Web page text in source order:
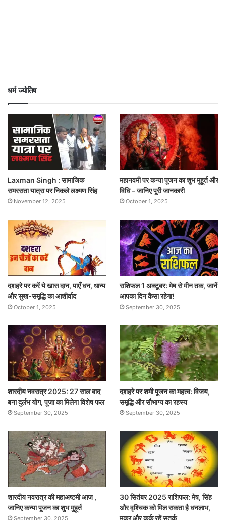
धर्म ज्योतिष
Laxman Singh : सामाजिक
समरसता यात्रा पर निकले लक्ष्मण सिंह
November 12, 2025
महानवमी पर कन्या पूजन का शुभ मुहूर्त और
विधि – जानिए पूरी जानकारी
October 1, 2025
दशहरे पर करें ये खास दान, पाएँ धन, धान्य
और सुख-समृद्धि का आशीर्वाद
October 1, 2025
राशिफल 1 अक्टूबर: मेष से मीन तक, जानें
आपका दिन कैसा रहेगा!
September 30, 2025
शारदीय नवरात्र 2025: 27 साल बाद
बना दुर्लभ योग, पूजा का मिलेगा विशेष फल
September 30, 2025
दशहरे पर शमी पूजन का महत्व: विजय,
समृद्धि और सौभाग्य का रहस्य
September 30, 2025
शारदीय नवरात्र की महाअष्टमी आज ,
जानिए कन्या पूजन का शुभ मुहूर्त
September 30, 2025
30 सितंबर 2025 राशिफल: मेष, सिंह
और वृश्चिक को मिल सकता है धनलाभ,
मकर और कर्क रहें सतर्क